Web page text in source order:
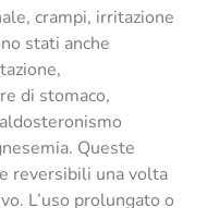
crampi, irritazione
stati anche
di stomaco,
Queste
reversibili una volta
L’uso prolungato o